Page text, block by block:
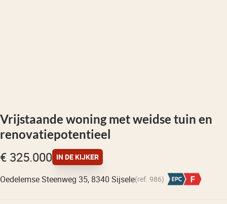
Vrijstaande woning met weidse tuin en
renovatiepotentieel
€ 325.000 IN DE KIJKER
Oedelemse Steenweg 35, 8340 Sijsele(ref. 986)